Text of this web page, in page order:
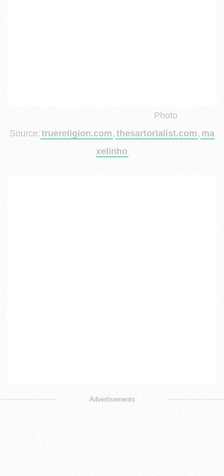
Photo
Source:truereligion.com ,thesartorialist.com , ma
xelinho
Advertisements